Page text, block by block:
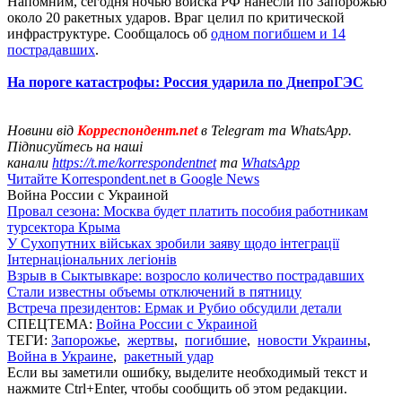
около 20 ракетных ударов. Враг целил по критической
инфраструктуре. Сообщалось об одном погибшем и 14
пострадавших.
На пороге катастрофы: Россия ударила по ДнепроГЭС
Новини від Корреспондент.netв Telegram та WhatsApp.
Підписуйтесь на наші
канали https://t.me/korrespondentnetта WhatsApp
Читайте Korrespondent.net в Google News
Война России с Украиной
Провал сезона: Москва будет платить пособия работникам
турсектора Крыма
У Сухопутних військах зробили заяву щодо інтеграції
Інтернаціональних легіонів
Взрыв в Сыктывкаре: возросло количество пострадавших
Стали известны объемы отключений в пятницу
Встреча президентов: Ермак и Рубио обсудили детали
СПЕЦТЕМА: Война России с Украиной
ТЕГИ: Запорожье, жертвы, погибшие, новости Украины,
Война в Украине, ракетный удар
Если вы заметили ошибку, выделите необходимый текст и
нажмите Ctrl+Enter, чтобы сообщить об этом редакции.